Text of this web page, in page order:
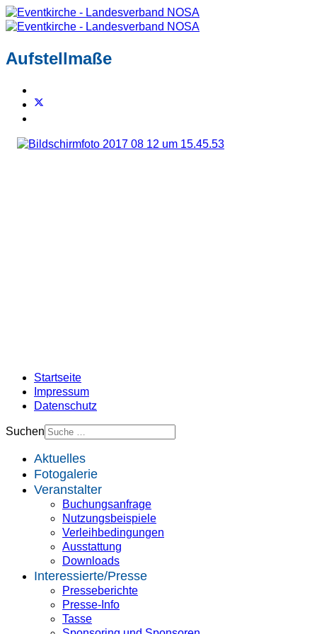
Aufstellmaße
Startseite
Impressum
Datenschutz
Suchen
Aktuelles
Fotogalerie
Veranstalter
Buchungsanfrage
Nutzungsbeispiele
Verleihbedingungen
Ausstattung
Downloads
Interessierte/Presse
Presseberichte
Presse-Info
Tasse